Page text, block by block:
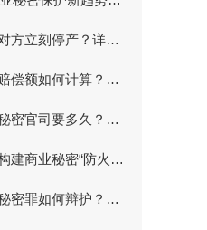
发现侵权想让对方立刻停产？详解商业秘密“诉前禁令”申请
商业秘密侵权赔偿额如何计算？昆山律师教你争取最高赔偿
在昆山打商业秘密官司要多久？诉讼流程与时间节点全解析
昆山企业如何构建商业秘密“防火墙”？专家律师实操方案
涉嫌侵犯商业秘密罪如何辩护？昆山资深刑事律师解析